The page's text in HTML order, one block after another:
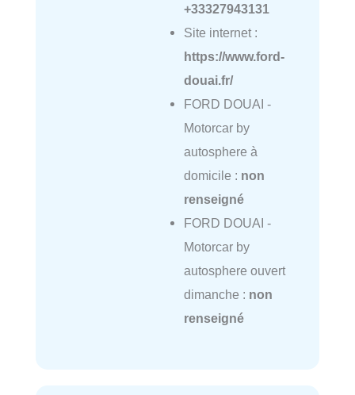
+33327943131
Site internet :
https://www.ford-
douai.fr/
FORD DOUAI -
Motorcar by
autosphere à
domicile : non
renseigné
FORD DOUAI -
Motorcar by
autosphere ouvert
dimanche : non
renseigné